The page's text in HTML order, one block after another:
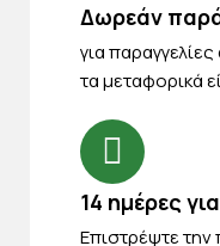
Δωρεάν
για
τα μεταφορικά
14 ημέρες
Eπιστρέψτε